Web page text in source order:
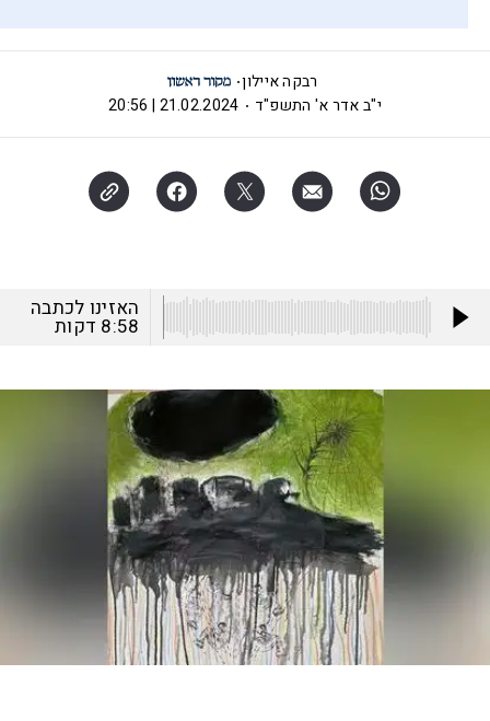
רבקה איילון
י"ב אדר א' התשפ"ד
21.02.2024 | 20:56
האזינו לכתבה
8:58 דקות